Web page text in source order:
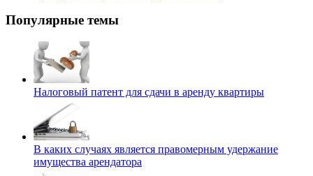
Популярные темы
Налоговый патент для сдачи в аренду квартиры
В каких случаях является правомерным удержание
имущества арендатора